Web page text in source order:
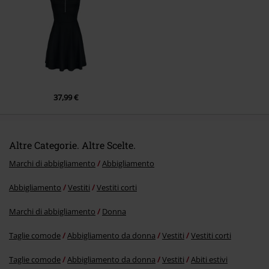
Invia un commento
37,99 €
Altre Categorie. Altre Scelte.
Marchi di abbigliamento Abbigliamento
Abbigliamento Vestiti Vestiti corti
Marchi di abbigliamento Donna
Taglie comode Abbigliamento da donna Vestiti Vestiti corti
Taglie comode Abbigliamento da donna Vestiti Abiti estivi